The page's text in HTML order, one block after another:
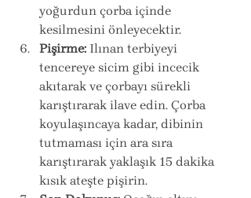
yoğurdun çorba içinde
kesilmesini önleyecektir.
Pişirme: Ilınan terbiyeyi
tencereye sicim gibi incecik
akıtarak ve çorbayı sürekli
karıştırarak ilave edin. Çorba
koyulaşıncaya kadar, dibinin
tutmaması için ara sıra
karıştırarak yaklaşık 15 dakika
kısık ateşte pişirin.